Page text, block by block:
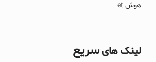
هوش et
لینک های سریع